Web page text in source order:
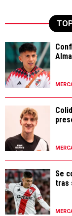
Se
tras